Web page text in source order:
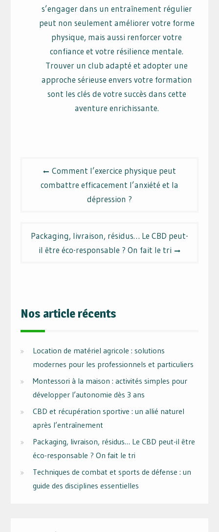
s’engager dans un entraînement régulier
peut non seulement améliorer votre forme
physique, mais aussi renforcer votre
confiance et votre résilience mentale.
Trouver un club adapté et adopter une
approche sérieuse envers votre formation
sont les clés de votre succès dans cette
aventure enrichissante.
Comment l’exercice physique peut
combattre efficacement l’anxiété et la
dépression ?
Packaging, livraison, résidus… Le CBD peut-
il être éco-responsable ? On fait le tri
Nos article récents
Location de matériel agricole : solutions
modernes pour les professionnels et particuliers
Montessori à la maison : activités simples pour
développer l’autonomie dès 3 ans
CBD et récupération sportive : un allié naturel
après l’entraînement
Packaging, livraison, résidus… Le CBD peut-il être
éco-responsable ? On fait le tri
Techniques de combat et sports de défense : un
guide des disciplines essentielles